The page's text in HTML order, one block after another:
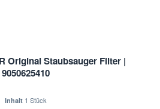
Original Staubsauger Filter |
9050625410
Inhalt 1 Stück